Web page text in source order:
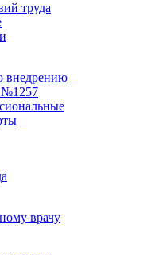
труда
внедрению
№1257
врачу